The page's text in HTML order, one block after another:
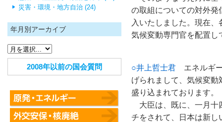
災害・環境・地方自治 (24)
年月別アーカイブ
2008年以前の国会質問
の取組についての対外発
入いたしました。現在
気候変動専門官を配置し
○井上哲士君 エネルギ
げられまして、気候変
盛り込まれております。
大臣は、既に、一月十
チをされて、日本は新し